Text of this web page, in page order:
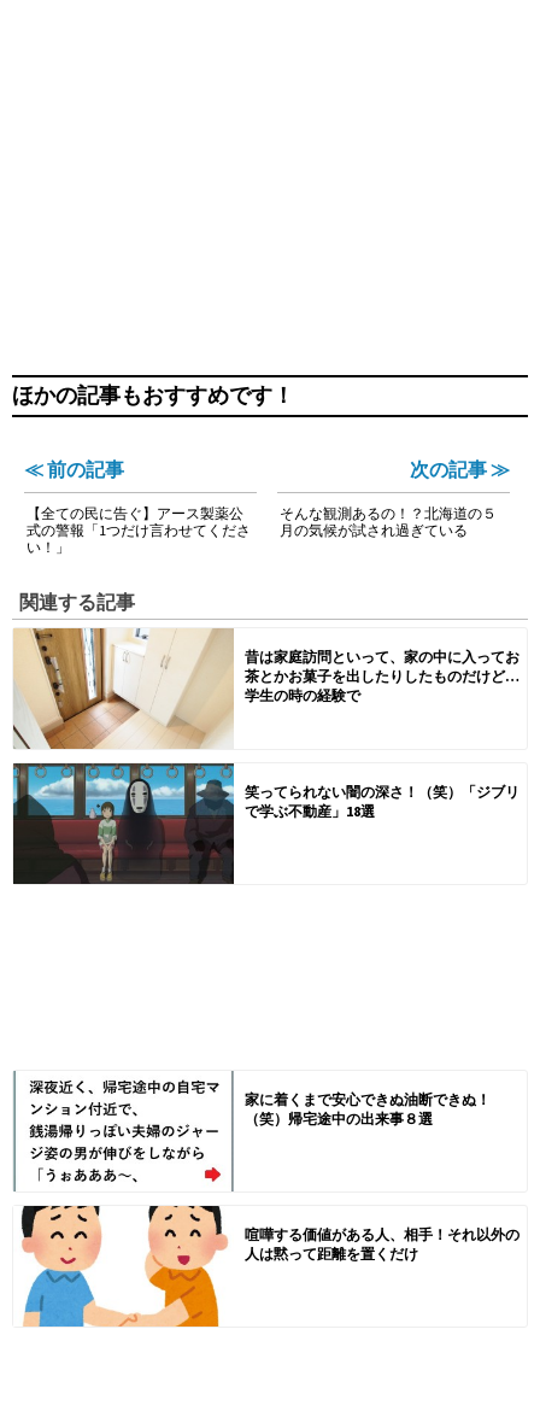
ほかの記事もおすすめです！
≪ 前の記事
【全ての民に告ぐ】アース製薬公
式の警報「1つだけ言わせてくださ
い！」
次の記事 ≫
そんな観測あるの！？北海道の５
月の気候が試され過ぎている
関連する記事
昔は家庭訪問といって、家の中に入ってお
茶とかお菓子を出したりしたものだけど…
学生の時の経験で
笑ってられない闇の深さ！（笑）「ジブリ
で学ぶ不動産」18選
家に着くまで安心できぬ油断できぬ！
（笑）帰宅途中の出来事８選
喧嘩する価値がある人、相手！それ以外の
人は黙って距離を置くだけ